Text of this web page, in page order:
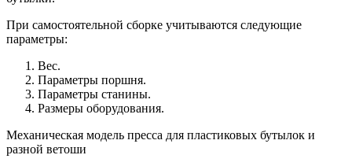
При самостоятельной сборке учитываются следующие
параметры:
Вес.
Параметры поршня.
Параметры станины.
Размеры оборудования.
Механическая модель пресса для пластиковых бутылок и
разной ветоши